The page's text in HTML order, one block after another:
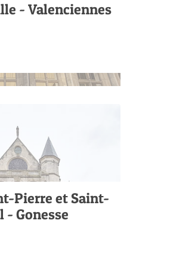
- Valenciennes
Pierre et Saint-
- Gonesse